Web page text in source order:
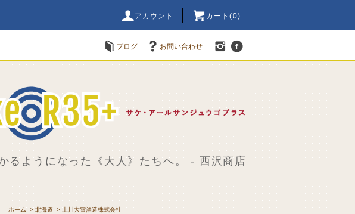
アカウント カート(0)
ブログ お問い合わせ
るようになった《大人》たちへ。 - 西沢商店
ホーム >北海道 > 上川大雪酒造株式会社